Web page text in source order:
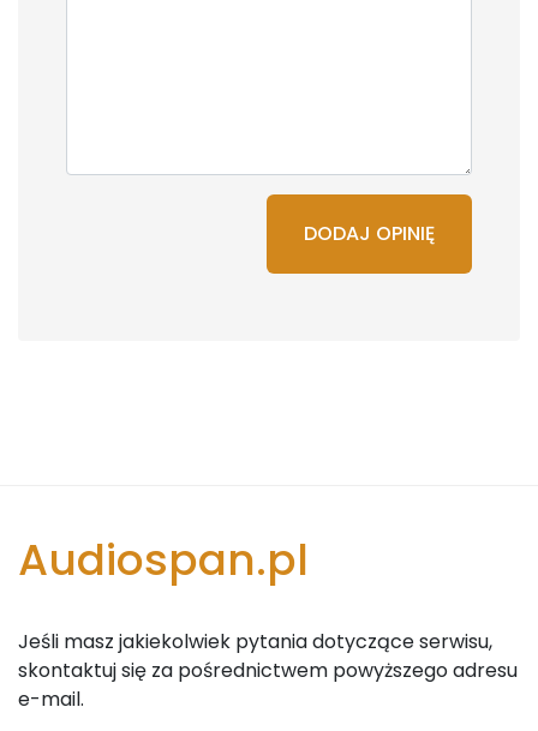
DODAJ OPINIĘ
Audiospan.pl
Jeśli masz jakiekolwiek pytania dotyczące serwisu,
skontaktuj się za pośrednictwem powyższego adresu
e-mail.